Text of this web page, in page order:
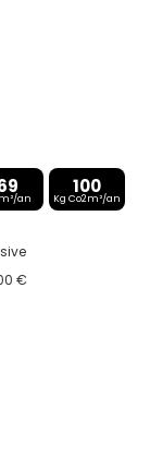
an
100
Kg Co2m²/an
€